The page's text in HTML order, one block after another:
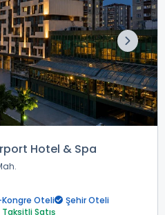
Hotel & Spa
Kongre Oteli
Şehir Oteli
Taksitli Satış